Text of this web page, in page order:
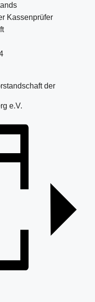
Kassenprüfer
der
e.V.